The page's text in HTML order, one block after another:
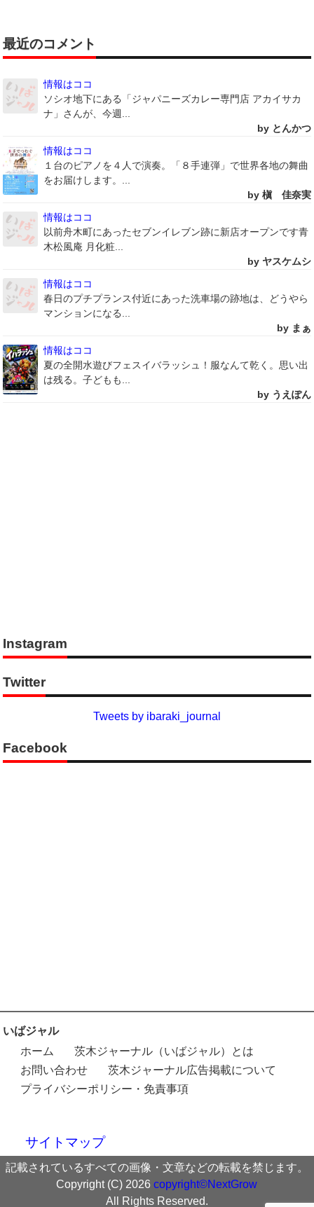
最近のコメント
情報はココ
ソシオ地下にある「ジャパニーズカレー専門店 アカイサカ
ナ」さんが、今週...
by とんかつ
情報はココ
１台のピアノを４人で演奏。「８手連弾」で世界各地の舞曲
をお届けします。...
by 槇 佳奈実
情報はココ
以前舟木町にあったセブンイレブン跡に新店オープンです青
木松風庵 月化粧...
by ヤスケムシ
情報はココ
春日のプチプランス付近にあった洗車場の跡地は、どうやら
マンションになる...
by まぁ
情報はココ
夏の全開水遊びフェスイバラッシュ！服なんて乾く。思い出
は残る。子どもも...
by うえぽん
Instagram
Twitter
Tweets by ibaraki_journal
Facebook
いばジャル
ホーム
茨木ジャーナル（いばジャル）とは
お問い合わせ
茨木ジャーナル広告掲載について
プライバシーポリシー・免責事項
サイトマップ
記載されているすべての画像・文章などの転載を禁じます。
Copyright (C) 2026copyright©NextGrow
All Rights Reserved.